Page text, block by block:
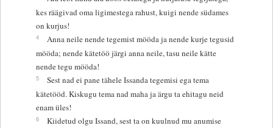
kes räägivad oma ligimestega rahust, kuigi nende südames
on kurjus!
4
Anna neile nende tegemist mööda ja nende kurje tegusid
mööda; nende kätetöö järgi anna neile, tasu neile kätte
nende tegu mööda!
5
Sest nad ei pane tähele Issanda tegemisi ega tema
kätetööd. Kiskugu tema nad maha ja ärgu ta ehitagu neid
enam üles!
6
Kiidetud olgu Issand, sest ta on kuulnud mu anumise